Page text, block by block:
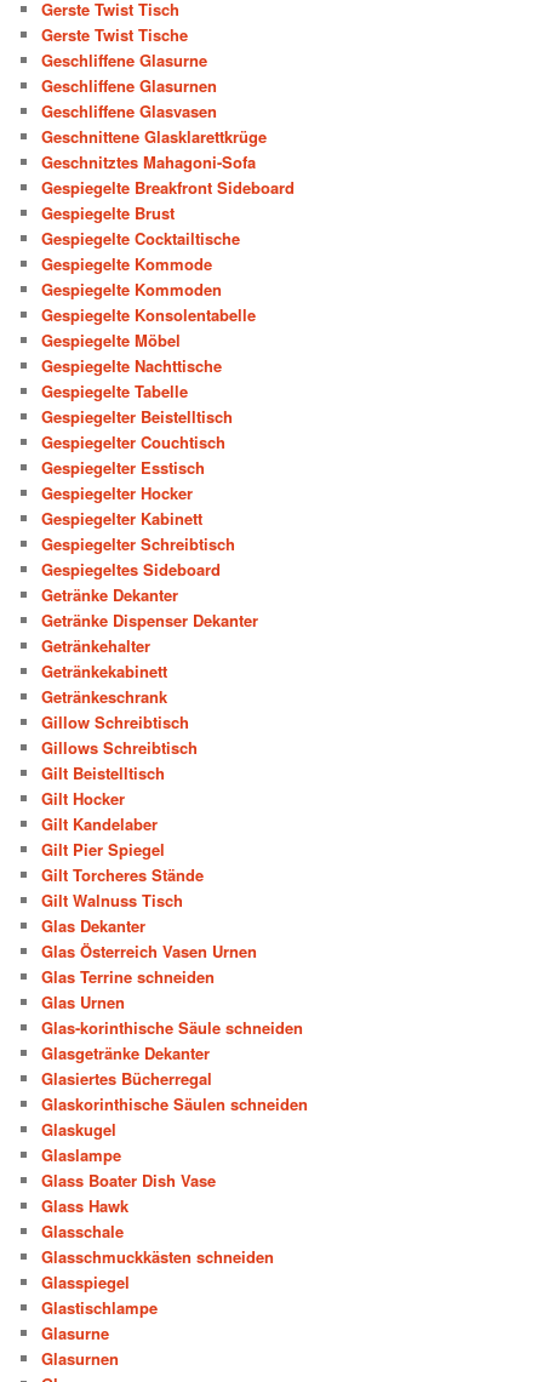
Gerste Twist Tisch
Gerste Twist Tische
Geschliffene Glasurne
Geschliffene Glasurnen
Geschliffene Glasvasen
Geschnittene Glasklarettkrüge
Geschnitztes Mahagoni-Sofa
Gespiegelte Breakfront Sideboard
Gespiegelte Brust
Gespiegelte Cocktailtische
Gespiegelte Kommode
Gespiegelte Kommoden
Gespiegelte Konsolentabelle
Gespiegelte Möbel
Gespiegelte Nachttische
Gespiegelte Tabelle
Gespiegelter Beistelltisch
Gespiegelter Couchtisch
Gespiegelter Esstisch
Gespiegelter Hocker
Gespiegelter Kabinett
Gespiegelter Schreibtisch
Gespiegeltes Sideboard
Getränke Dekanter
Getränke Dispenser Dekanter
Getränkehalter
Getränkekabinett
Getränkeschrank
Gillow Schreibtisch
Gillows Schreibtisch
Gilt Beistelltisch
Gilt Hocker
Gilt Kandelaber
Gilt Pier Spiegel
Gilt Torcheres Stände
Gilt Walnuss Tisch
Glas Dekanter
Glas Österreich Vasen Urnen
Glas Terrine schneiden
Glas Urnen
Glas-korinthische Säule schneiden
Glasgetränke Dekanter
Glasiertes Bücherregal
Glaskorinthische Säulen schneiden
Glaskugel
Glaslampe
Glass Boater Dish Vase
Glass Hawk
Glasschale
Glasschmuckkästen schneiden
Glasspiegel
Glastischlampe
Glasurne
Glasurnen